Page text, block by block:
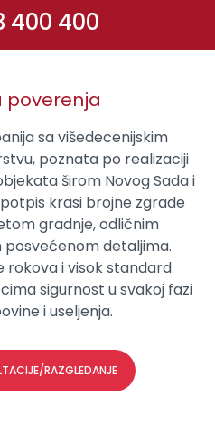
400 400
poverenja
sa višedecenijskim
poznata po realizaciji
širom Novog Sada i
krasi brojne zgrade
gradnje, odličnim
posvećenom detaljima.
rokova i visok standard
sigurnost u svakoj fazi
i useljenja.
RAZGLEDANJE